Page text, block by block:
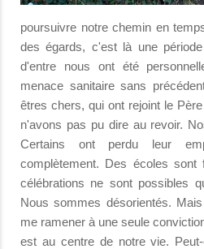
poursuivre notre chemin en
des égards, c'est là une
d'entre nous ont été
menace sanitaire sans
êtres chers, qui ont rejoint le
n'avons pas pu dire au revoir.
Certains ont perdu leur
complètement. Des écoles
célébrations ne sont possibles
Nous sommes désorientés.
me ramener à une seule
est au centre de notre vie.